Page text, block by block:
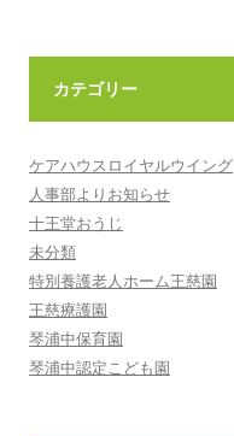
カテゴリー
ケアハウスロイヤルウイング
人事部よりお知らせ
十王堂おうじ
未分類
特別養護老人ホーム王慈園
王慈療護園
琴浦中保育園
琴浦中認定こども園